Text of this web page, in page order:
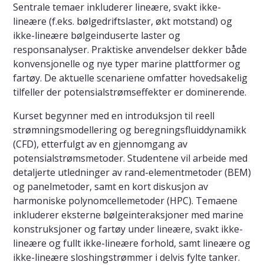
Sentrale temaer inkluderer lineære, svakt ikke-
lineære (f.eks. bølgedriftslaster, økt motstand) og
ikke-lineære bølgeinduserte laster og
responsanalyser. Praktiske anvendelser dekker både
konvensjonelle og nye typer marine plattformer og
fartøy. De aktuelle scenariene omfatter hovedsakelig
tilfeller der potensialstrømseffekter er dominerende.
Kurset begynner med en introduksjon til reell
strømningsmodellering og beregningsfluiddynamikk
(CFD), etterfulgt av en gjennomgang av
potensialstrømsmetoder. Studentene vil arbeide med
detaljerte utledninger av rand-elementmetoder (BEM)
og panelmetoder, samt en kort diskusjon av
harmoniske polynomcellemetoder (HPC). Temaene
inkluderer eksterne bølgeinteraksjoner med marine
konstruksjoner og fartøy under lineære, svakt ikke-
lineære og fullt ikke-lineære forhold, samt lineære og
ikke-lineære sloshingstrømmer i delvis fylte tanker.